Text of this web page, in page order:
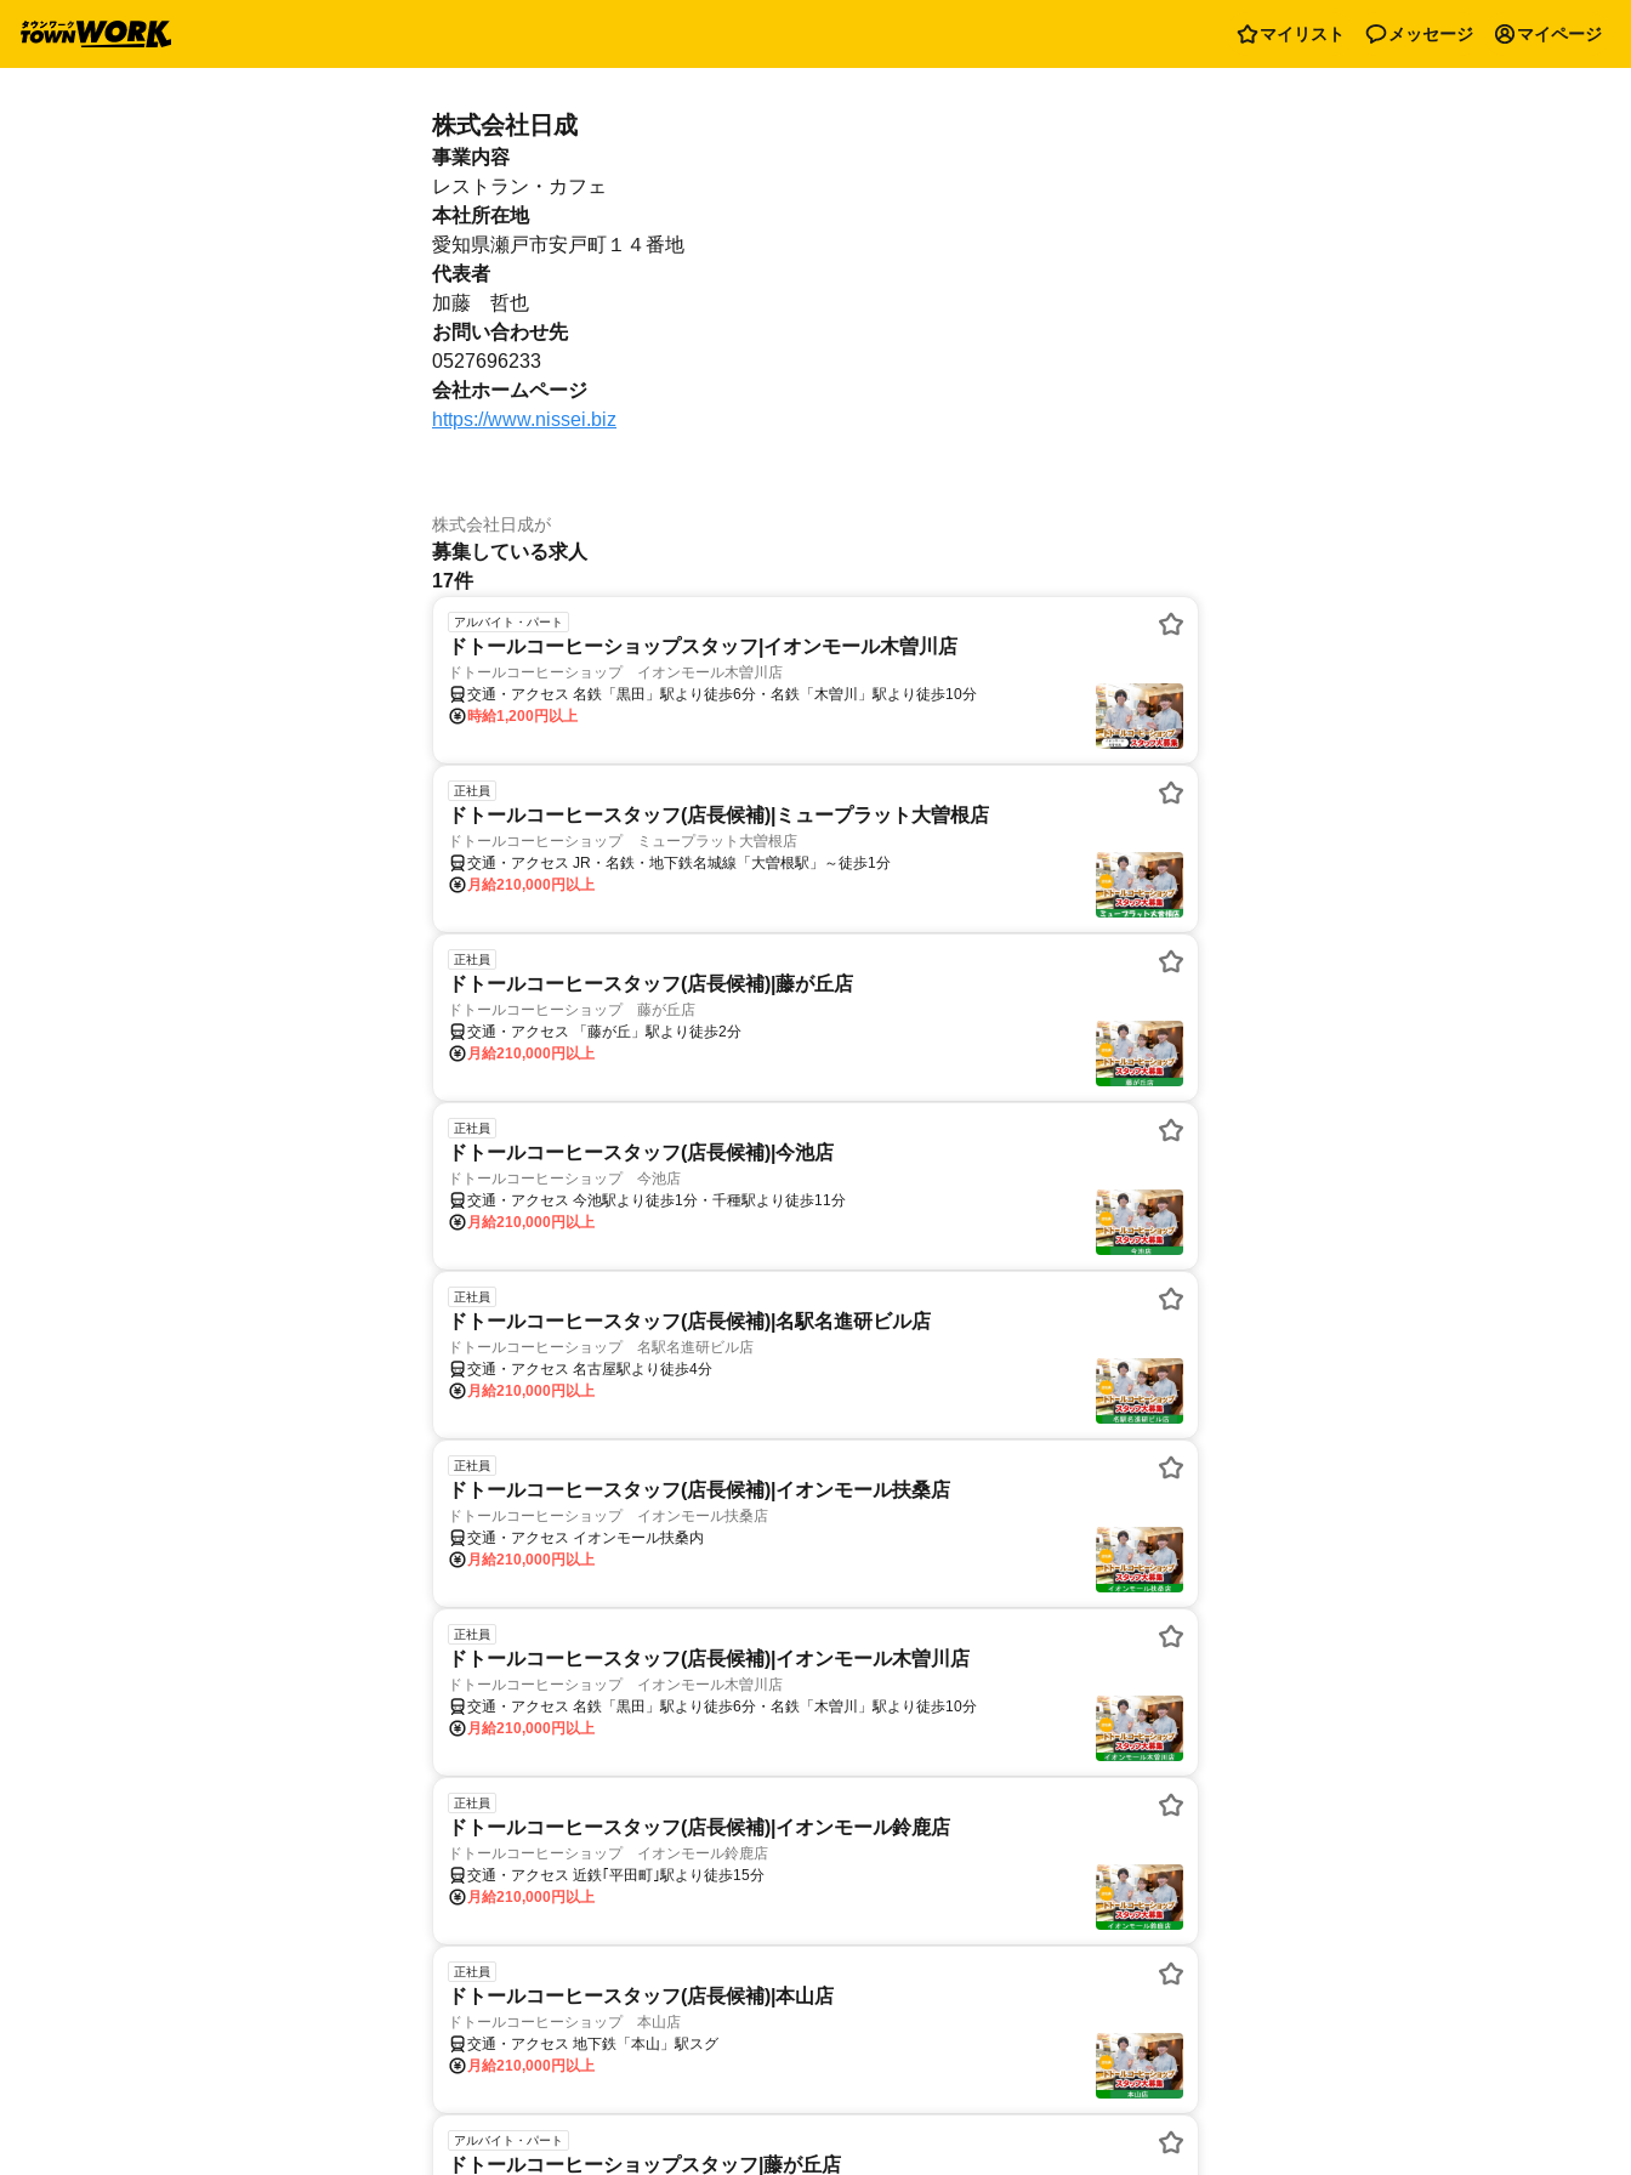
マイリスト メッセージ マイページ
株式会社日成
事業内容
レストラン・カフェ
本社所在地
愛知県瀬戸市安戸町１４番地
代表者
加藤 哲也
お問い合わせ先
0527696233
会社ホームページ
https://www.nissei.biz
株式会社日成が
募集している求人
17件
アルバイト・パート
ドトールコーヒーショップスタッフ|イオンモール木曽川店
ドトールコーヒーショップ イオンモール木曽川店
時給1,200円以上
交通・アクセス 名鉄「黒田」駅より徒歩6分・名鉄「木曽川」駅より徒歩10分
正社員
ドトールコーヒースタッフ(店長候補)|ミュープラット大曽根店
ドトールコーヒーショップ ミュープラット大曽根店
月給210,000円以上
交通・アクセス JR・名鉄・地下鉄名城線「大曽根駅」～徒歩1分
正社員
ドトールコーヒースタッフ(店長候補)|藤が丘店
ドトールコーヒーショップ 藤が丘店
月給210,000円以上
交通・アクセス 「藤が丘」駅より徒歩2分
正社員
ドトールコーヒースタッフ(店長候補)|今池店
ドトールコーヒーショップ 今池店
月給210,000円以上
交通・アクセス 今池駅より徒歩1分・千種駅より徒歩11分
正社員
ドトールコーヒースタッフ(店長候補)|名駅名進研ビル店
ドトールコーヒーショップ 名駅名進研ビル店
月給210,000円以上
交通・アクセス 名古屋駅より徒歩4分
正社員
ドトールコーヒースタッフ(店長候補)|イオンモール扶桑店
ドトールコーヒーショップ イオンモール扶桑店
月給210,000円以上
交通・アクセス イオンモール扶桑内
正社員
ドトールコーヒースタッフ(店長候補)|イオンモール木曽川店
ドトールコーヒーショップ イオンモール木曽川店
月給210,000円以上
交通・アクセス 名鉄「黒田」駅より徒歩6分・名鉄「木曽川」駅より徒歩10分
正社員
ドトールコーヒースタッフ(店長候補)|イオンモール鈴鹿店
ドトールコーヒーショップ イオンモール鈴鹿店
月給210,000円以上
交通・アクセス 近鉄｢平田町｣駅より徒歩15分
正社員
ドトールコーヒースタッフ(店長候補)|本山店
ドトールコーヒーショップ 本山店
月給210,000円以上
交通・アクセス 地下鉄「本山」駅スグ
アルバイト・パート
ドトールコーヒーショップスタッフ|藤が丘店